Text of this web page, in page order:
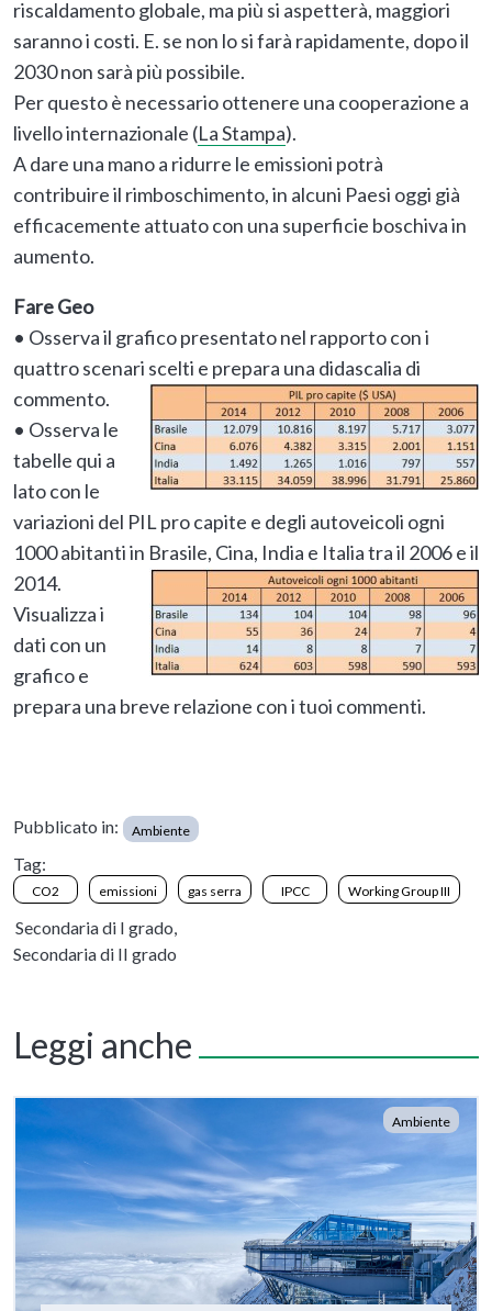
riscaldamento globale, ma più si aspetterà, maggiori
saranno i costi. E. se non lo si farà rapidamente, dopo il
2030 non sarà più possibile.
Per questo è necessario ottenere una cooperazione a
livello internazionale (La Stampa).
A dare una mano a ridurre le emissioni potrà
contribuire il rimboschimento, in alcuni Paesi oggi già
efficacemente attuato con una superficie boschiva in
aumento.
Fare Geo
• Osserva il grafico presentato nel rapporto con i
quattro scenari scelti e prepara una didascalia di
commento.
• Osserva le
tabelle qui a
lato con le
variazioni del PIL pro capite e degli autoveicoli ogni
1000 abitanti in Brasile, Cina, India e Italia tra il 2006 e il
2014.
Visualizza i
dati con un
grafico e
prepara una breve relazione con i tuoi commenti.
Pubblicato in: Ambiente
Tag:
CO2 emissioni gas serra IPCC Working Group III
Secondaria di I grado,
Secondaria di II grado
Leggi anche
Ambiente